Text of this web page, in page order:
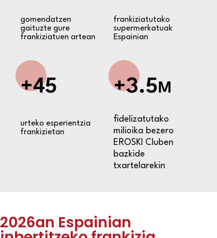
gomendatzen
gaituzte gure
frankiziatuen artean
frankiziatutako
supermerkatuak
Espainian
+45
urteko esperientzia
frankizietan
+3.5 M
fidelizatutako
milioika bezero
EROSKI Cluben
bazkide
txartelarekin
2026an Espainian